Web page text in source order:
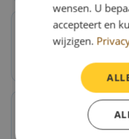
Voor woningen
Ideaal voor keuken,
OnlineLichtkoepel.nl
wensen. U
accepteert en
wijzigen.